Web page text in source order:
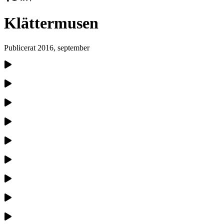
Klättermusen
Publicerat 2016, september